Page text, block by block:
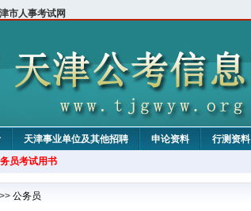
市人事考试网
天津事业单位及其他招聘 申论资料 行测资料
员考试用书
>> 公务员